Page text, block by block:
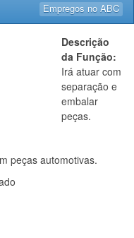
Empregos no ABC
Descrição
da Função:
Irá atuar com
separação e
embalar
peças.
peças automotivas.